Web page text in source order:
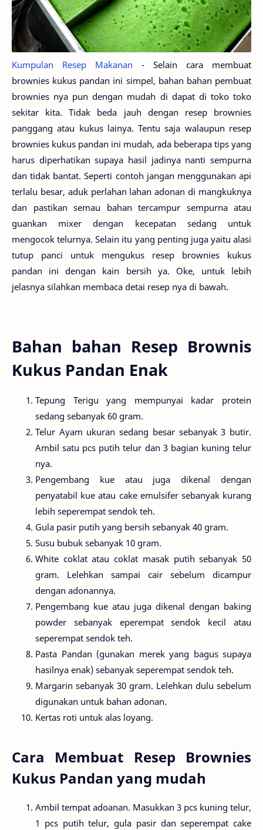
Kumpulan Resep Makanan - Selain cara membuat
brownies kukus pandan ini simpel, bahan bahan pembuat
brownies nya pun dengan mudah di dapat di toko toko
sekitar kita. Tidak beda jauh dengan resep brownies
panggang atau kukus lainya. Tentu saja walaupun resep
brownies kukus pandan ini mudah, ada beberapa tips yang
harus diperhatikan supaya hasil jadinya nanti sempurna
dan tidak bantat. Seperti contoh jangan menggunakan api
terlalu besar, aduk perlahan lahan adonan di mangkuknya
dan pastikan semau bahan tercampur sempurna atau
guankan mixer dengan kecepatan sedang untuk
mengocok telurnya. Selain itu yang penting juga yaitu alasi
tutup panci untuk mengukus resep brownies kukus
pandan ini dengan kain bersih ya. Oke, untuk lebih
jelasnya silahkan membaca detai resep nya di bawah.
Bahan bahan Resep Brownis
Kukus Pandan Enak
Tepung Terigu yang mempunyai kadar protein
sedang sebanyak 60 gram.
Telur Ayam ukuran sedang besar sebanyak 3 butir.
Ambil satu pcs putih telur dan 3 bagian kuning telur
nya.
Pengembang kue atau juga dikenal dengan
penyatabil kue atau cake emulsifer sebanyak kurang
lebih seperempat sendok teh.
Gula pasir putih yang bersih sebanyak 40 gram.
Susu bubuk sebanyak 10 gram.
White coklat atau coklat masak putih sebanyak 50
gram. Lelehkan sampai cair sebelum dicampur
dengan adonannya.
Pengembang kue atau juga dikenal dengan baking
powder sebanyak eperempat sendok kecil atau
seperempat sendok teh.
Pasta Pandan (gunakan merek yang bagus supaya
hasilnya enak) sebanyak seperempat sendok teh.
Margarin sebanyak 30 gram. Lelehkan dulu sebelum
digunakan untuk bahan adonan.
Kertas roti untuk alas loyang.
Cara Membuat Resep Brownies
Kukus Pandan yang mudah
Ambil tempat adoanan. Masukkan 3 pcs kuning telur,
1 pcs putih telur, gula pasir dan seperempat cake